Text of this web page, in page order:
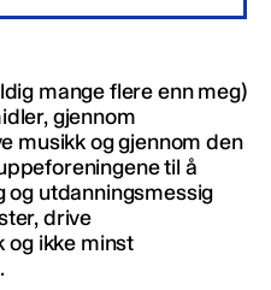
mange flere enn meg)
gjennom
musikk og gjennom den
til å
og utdanningsmessig
drive
ikke minst